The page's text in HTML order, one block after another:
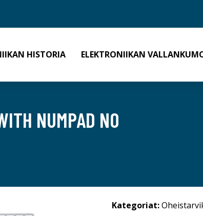
HISTORIA ELEKTRONIIKAN
NUMPAD NO
Kategoriat: